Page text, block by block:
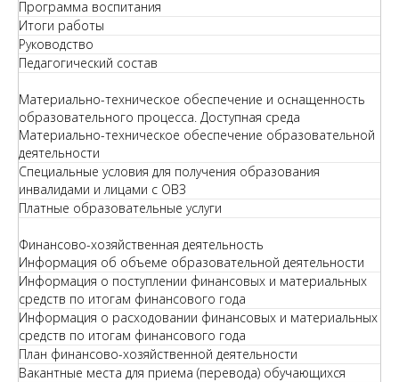
Программа воспитания
Итоги работы
Руководство
Педагогический состав
Материально-техническое обеспечение и оснащенность
образовательного процесса. Доступная среда
Материально-техническое обеспечение образовательной
деятельности
Специальные условия для получения образования
инвалидами и лицами с ОВЗ
Платные образовательные услуги
Финансово-хозяйственная деятельность
Информация об объеме образовательной деятельности
Информация о поступлении финансовых и материальных
средств по итогам финансового года
Информация о расходовании финансовых и материальных
средств по итогам финансового года
План финансово-хозяйственной деятельности
Вакантные места для приема (перевода) обучающихся